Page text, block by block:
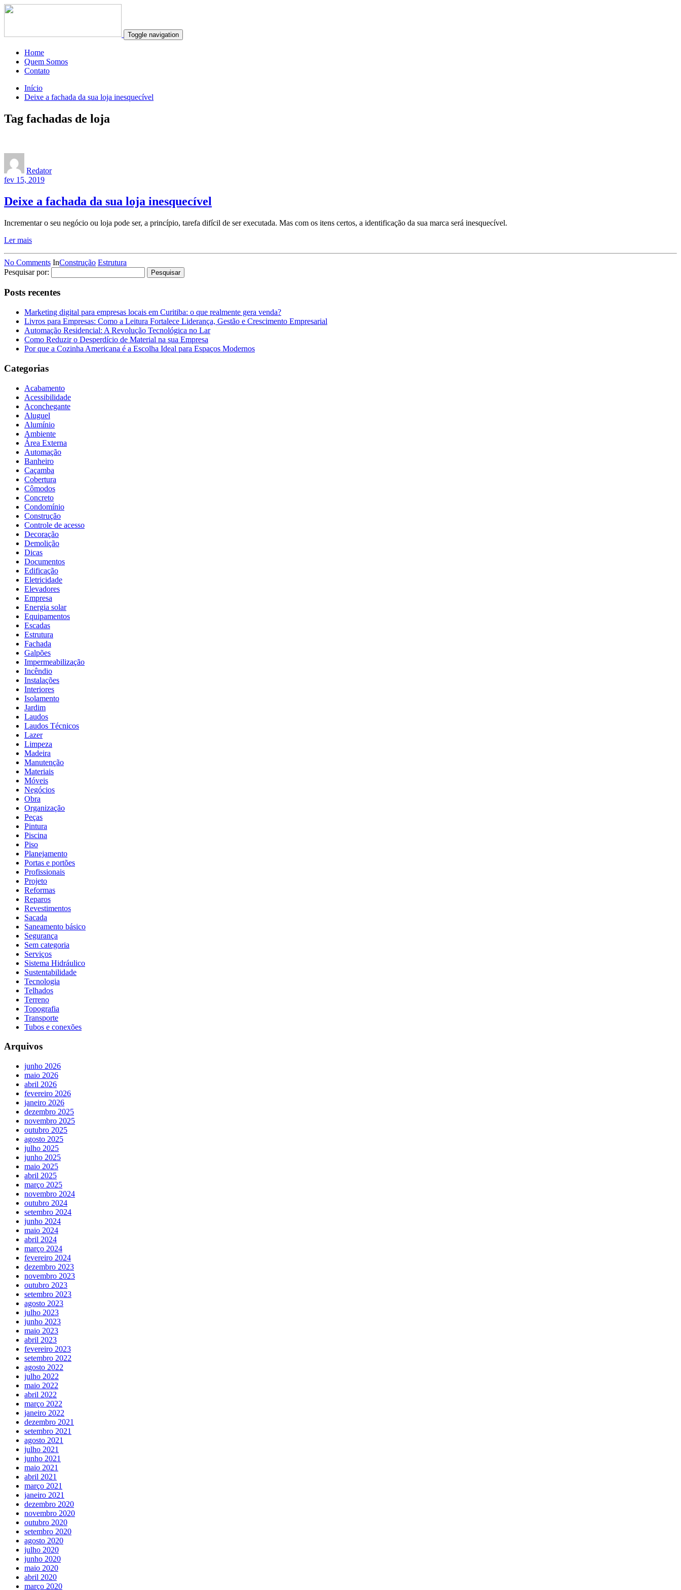
Toggle navigation
Home
Quem Somos
Contato
Início
Deixe a fachada da sua loja inesquecível
Tag fachadas de loja
Redator
fev 15, 2019
Deixe a fachada da sua loja inesquecível
Incrementar o seu negócio ou loja pode ser, a princípio, tarefa difícil de ser executada. Mas com os itens certos, a identificação da sua marca será inesquecível.
Ler mais
No Comments InConstrução Estrutura
Pesquisar por:
Posts recentes
Marketing digital para empresas locais em Curitiba: o que realmente gera venda?
Livros para Empresas: Como a Leitura Fortalece Liderança, Gestão e Crescimento Empresarial
Automação Residencial: A Revolução Tecnológica no Lar
Como Reduzir o Desperdício de Material na sua Empresa
Por que a Cozinha Americana é a Escolha Ideal para Espaços Modernos
Categorias
Acabamento
Acessibilidade
Aconchegante
Aluguel
Alumínio
Ambiente
Área Externa
Automação
Banheiro
Caçamba
Cobertura
Cômodos
Concreto
Condomínio
Construção
Controle de acesso
Decoração
Demolição
Dicas
Documentos
Edificação
Eletricidade
Elevadores
Empresa
Energia solar
Equipamentos
Escadas
Estrutura
Fachada
Galpões
Impermeabilização
Incêndio
Instalações
Interiores
Isolamento
Jardim
Laudos
Laudos Técnicos
Lazer
Limpeza
Madeira
Manutenção
Materiais
Móveis
Negócios
Obra
Organização
Peças
Pintura
Piscina
Piso
Planejamento
Portas e portões
Profissionais
Projeto
Reformas
Reparos
Revestimentos
Sacada
Saneamento básico
Segurança
Sem categoria
Serviços
Sistema Hidráulico
Sustentabilidade
Tecnologia
Telhados
Terreno
Topografia
Transporte
Tubos e conexões
Arquivos
junho 2026
maio 2026
abril 2026
fevereiro 2026
janeiro 2026
dezembro 2025
novembro 2025
outubro 2025
agosto 2025
julho 2025
junho 2025
maio 2025
abril 2025
março 2025
novembro 2024
outubro 2024
setembro 2024
junho 2024
maio 2024
abril 2024
março 2024
fevereiro 2024
dezembro 2023
novembro 2023
outubro 2023
setembro 2023
agosto 2023
julho 2023
junho 2023
maio 2023
abril 2023
fevereiro 2023
setembro 2022
agosto 2022
julho 2022
maio 2022
abril 2022
março 2022
janeiro 2022
dezembro 2021
setembro 2021
agosto 2021
julho 2021
junho 2021
maio 2021
abril 2021
março 2021
janeiro 2021
dezembro 2020
novembro 2020
outubro 2020
setembro 2020
agosto 2020
julho 2020
junho 2020
maio 2020
abril 2020
março 2020